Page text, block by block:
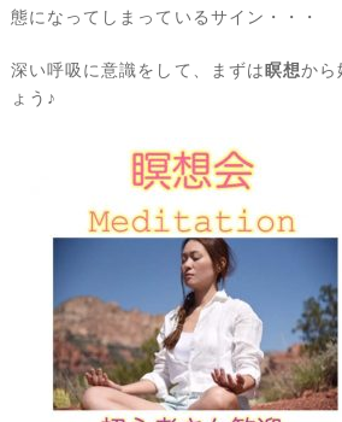
態になってしまっているサイン・・・
深い呼吸に意識をして、まずは瞑想から
ょう♪